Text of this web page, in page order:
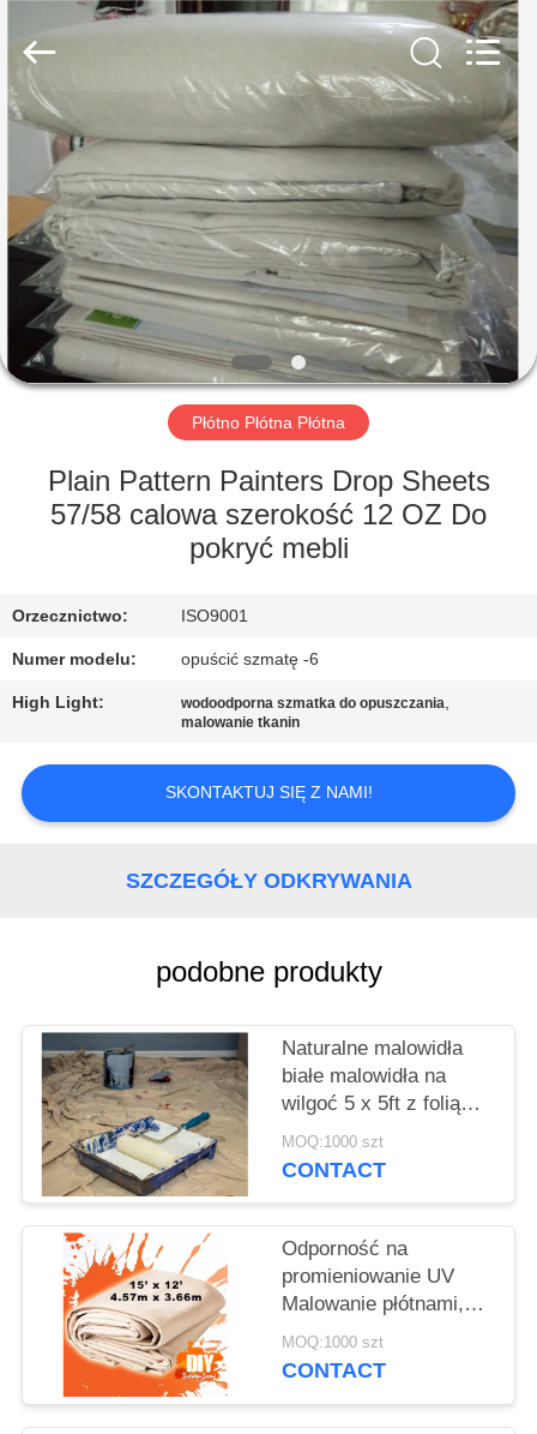
DOM
PRODUKTY
O
NAS
WYCIECZKA
FABRYCE
KONTROLA
SKONTAKTUJ
SIĘ
NAMI
Enterprise
Management
Services
Co.,LTD.
All
Rights
Reserved.
Płótno Płótna Płótna
Plain Pattern Painters Drop Sheets
57/58 calowa szerokość 12 OZ Do
pokryć mebli
Orzecznictwo: ISO9001
Numer modelu: opuścić szmatę -6
High Light: wodoodporna szmatka do opuszczania,
malowanie tkanin
SKONTAKTUJ SIĘ Z NAMI!
SZCZEGÓŁY ODKRYWANIA
podobne produkty
Naturalne malowidła
białe malowidła na
wilgoć 5 x 5ft z folią
ldpe
MOQ:1000 szt
CONTACT
Odporność na
promieniowanie UV
Malowanie płótnami,
tkanina niebielona
tkanina
MOQ:1000 szt
CONTACT